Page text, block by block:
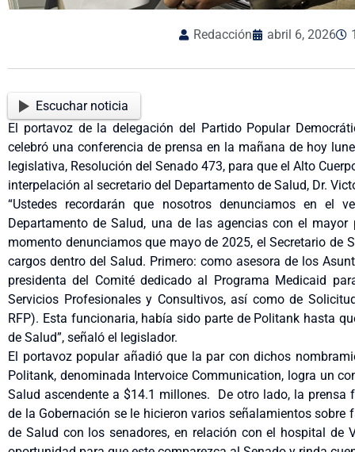
Redacción abril 6, 2026
Escuchar noticia
El portavoz de la delegación del Partido Popular
celebró una conferencia de prensa en la mañana de hoy
legislativa, Resolución del Senado 473, para que el Alto
interpelación al secretario del Departamento de Salud, Dr.
“Ustedes recordarán que nosotros denunciamos en el
Departamento de Salud, una de las agencias con el
momento denunciamos que mayo de 2025, el Secretario de
cargos dentro del Salud. Primero: como asesora de los
presidenta del Comité dedicado al Programa Medicaid
Servicios Profesionales y Consultivos, así como de
RFP). Esta funcionaria, había sido parte de Politank hasta
de Salud”, señaló el legislador.
El portavoz popular añadió que la par con dichos
Politank, denominada Intervoice Communication, logra un
Salud ascendente a $14.1 millones. De otro lado, la
de la Gobernación se le hicieron varios señalamientos
de Salud con los senadores, en relación con el hospital de